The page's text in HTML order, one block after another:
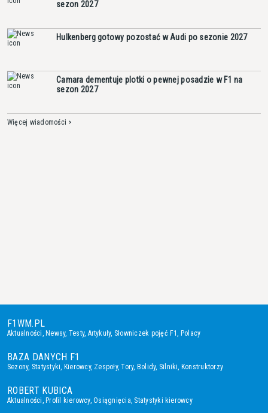
sezon 2027
Hulkenberg gotowy pozostać w Audi po sezonie 2027
Camara dementuje plotki o pewnej posadzie w F1 na
sezon 2027
Więcej wiadomości >
F1WM.PL
Aktualności, Newsy, Testy, Artykuły, Słowniczek pojęć F1, Polacy
BAZA DANYCH F1
Sezony, Statystyki, Kierowcy, Zespoły,Tory, Bolidy, Silniki, Konstruktorzy
ROBERT KUBICA
Aktualności, Profil kierowcy,Osiągnięcia, Statystyki kierowcy